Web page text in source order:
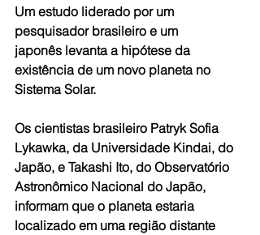
Um estudo liderado por um
pesquisador brasileiro e um
japonês levanta a hipótese da
existência de um novo planeta no
Sistema Solar.
Os cientistas brasileiro Patryk Sofia
Lykawka, da Universidade Kindai, do
Japão, e Takashi Ito, do Observatório
Astronômico Nacional do Japão,
informam que o planeta estaria
localizado em uma região distante